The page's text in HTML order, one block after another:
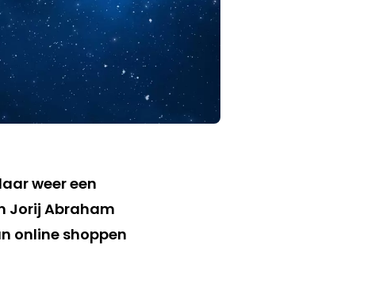
weer een
Jorij Abraham
online shoppen